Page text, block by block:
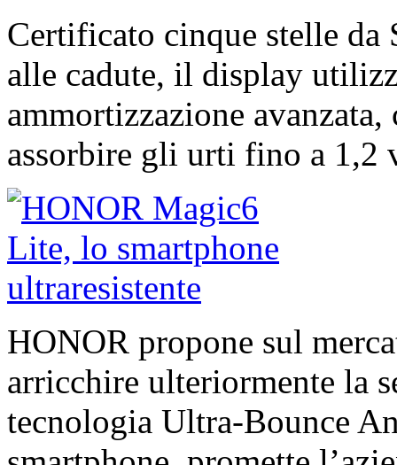
Certificato cinque stelle da
alle cadute, il display
ammortizzazione
assorbire gli urti fino a 1,2
HONOR propone sul
arricchire ulteriormente la
tecnologia Ultra-Bounce